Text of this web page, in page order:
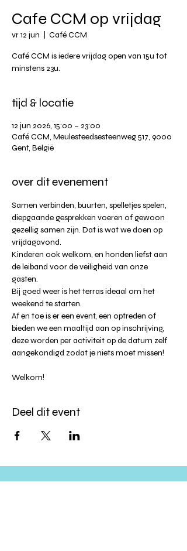
Cafe CCM op vrijdag
vr 12 jun Café CCM
Café CCM is iedere vrijdag open van 15u tot
tijd & locatie
12 jun 2026, 15:00 – 23:00
Café CCM, Meulesteedsesteenweg 517, 9000
Gent, België
over dit evenement
Samen verbinden, buurten, spelletjes spelen,
diepgaande gesprekken voeren of gewoon
gezellig samen zijn. Dat is wat we doen op
vrijdagavond.
Kinderen ook welkom, en honden liefst aan
de leiband voor de veiligheid van onze
gasten.
Bij goed weer is het terras ideaal om het
weekend te starten.
Af en toe is er een event, een optreden of
bieden we een maaltijd aan op inschrijving,
deze worden per activiteit op de datum zelf
aangekondigd zodat je niets moet missen!
Welkom!
Deel dit event